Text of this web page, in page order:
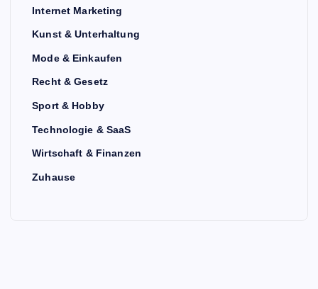
Internet Marketing
Kunst & Unterhaltung
Mode & Einkaufen
Recht & Gesetz
Sport & Hobby
Technologie & SaaS
Wirtschaft & Finanzen
Zuhause